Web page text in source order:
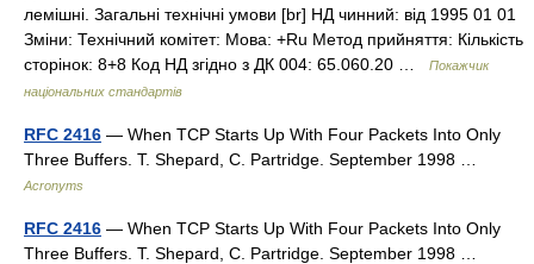
лемішні. Загальні технічні умови [br] НД чинний: від 1995 01 01
Зміни: Технічний комітет: Мова: +Ru Метод прийняття: Кількість
сторінок: 8+8 Код НД згідно з ДК 004: 65.060.20 …
Покажчик
національних стандартів
RFC 2416 — When TCP Starts Up With Four Packets Into Only
Three Buffers. T. Shepard, C. Partridge. September 1998 …
Acronyms
RFC 2416 — When TCP Starts Up With Four Packets Into Only
Three Buffers. T. Shepard, C. Partridge. September 1998 …